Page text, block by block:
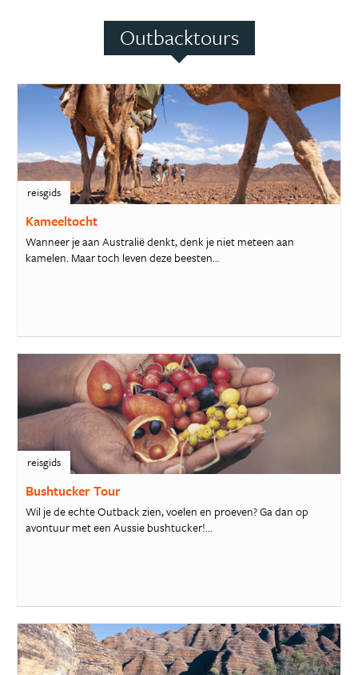
Outbacktours
reisgids
Kameeltocht
Wanneer je aan Australië denkt, denk je niet meteen aan
kamelen. Maar toch leven deze beesten...
reisgids
Bushtucker Tour
Wil je de echte Outback zien, voelen en proeven? Ga dan op
avontuur met een Aussie bushtucker!...